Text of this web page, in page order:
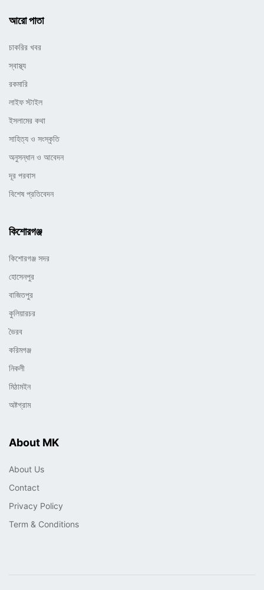
আরো পাতা
চাকরির খবর
স্বাস্থ্য
রকমারি
লাইফ স্টাইল
ইসলামের কথা
সাহিত্য ও সংস্কৃতি
অনুসন্ধান ও আবেদন
দূর পরবাস
বিশেষ প্রতিবেদন
কিশোরগঞ্জ
কিশোরগঞ্জ সদর
হোসেনপুর
বাজিতপুর
কুলিয়ারচর
ভৈরব
করিমগঞ্জ
নিকলী
মিঠামইন
অষ্টগ্রাম
About MK
About Us
Contact
Privacy Policy
Term & Conditions